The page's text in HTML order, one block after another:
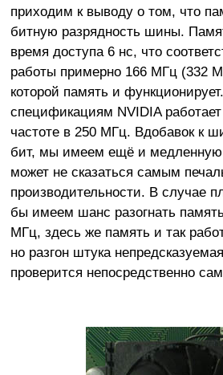
приходим к выводу о том, что
битную разрядность шины.
время доступа 6 нс, что
работы примерно 166 МГц (332
которой память и
спецификациям NVIDIA
частоте в 250 МГц. Вдобавок к
бит, мы имеем ещё и медленную
может не сказаться самым
производительности. В случае
бы имеем шанс разогнать
МГц, здесь же память и так
но разгон штука
проверится непосредственно